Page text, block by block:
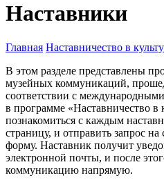
Наставники
Главная Наставничество в
В этом разделе представлены
музейных коммуникаций,
соответствии с
в программе «Наставничество в
познакомиться с каждым
страницу, и отправить запрос
форму. Наставник получит
электронной почты, и после
коммуникацию напрямую.